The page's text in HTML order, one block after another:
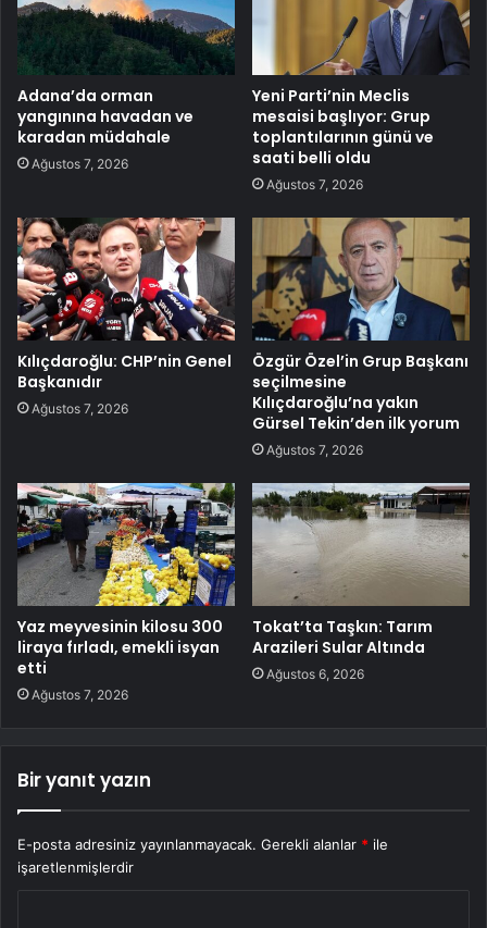
Adana’da orman
yangınına havadan ve
karadan müdahale
Ağustos 7, 2026
Yeni Parti’nin Meclis
mesaisi başlıyor: Grup
toplantılarının günü ve
saati belli oldu
Ağustos 7, 2026
Kılıçdaroğlu: CHP’nin Genel
Başkanıdır
Ağustos 7, 2026
Özgür Özel’in Grup Başkanı
seçilmesine
Kılıçdaroğlu’na yakın
Gürsel Tekin’den ilk yorum
Ağustos 7, 2026
Yaz meyvesinin kilosu 300
liraya fırladı, emekli isyan
etti
Ağustos 7, 2026
Tokat’ta Taşkın: Tarım
Arazileri Sular Altında
Ağustos 6, 2026
Bir yanıt yazın
E-posta adresiniz yayınlanmayacak. Gerekli alanlar * ile
işaretlenmişlerdir